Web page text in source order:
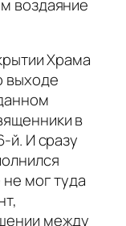
воздаяние
Храма
выходе
в
й. И сразу
мог туда
между